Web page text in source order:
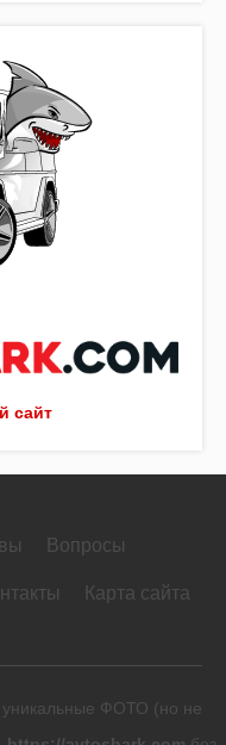
сайт
Вопросы
Карта сайта
уникальные ФОТО (но не